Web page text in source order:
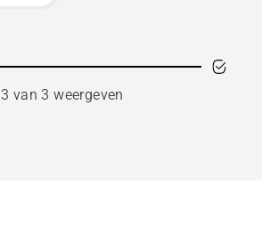
3 van 3 weergeven